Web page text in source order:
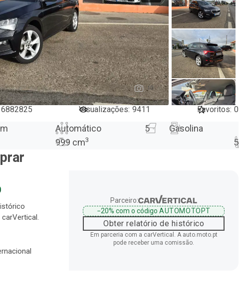
10
6882825 Visualizações: 9411 Favoritos: 0
Automático 5
Gasolina
999 cm3 5
Parceiro:
−20%com o código AUTOMOTOPT
Obter relatório de histórico
Em parceria com a carVertical. A auto.moto.pt
pode receber uma comissão.